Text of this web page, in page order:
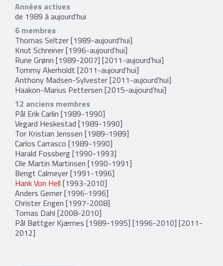
Années actives
de 1989 à aujourd'hui
6 membres
Thomas Seltzer[1989-aujourd'hui]
Knut Schreiner[1996-aujourd'hui]
Rune Grønn [1989-2007] [2011-aujourd'hui]
Tommy Akerholdt [2011-aujourd'hui]
Anthony Madsen-Sylvester[2011-aujourd'hui]
Haakon-Marius Pettersen [2015-aujourd'hui]
12 anciens membres
Pål Erik Carlin [1989-1990]
Vegard Heskestad [1989-1990]
Tor Kristian Jenssen [1989-1989]
Carlos Carrasco [1989-1990]
Harald Fossberg[1990-1993]
Ole Martin Martinsen [1990-1991]
Bengt Calmeyer[1991-1996]
Hank Von Hell [1993-2010]
Anders Gerner[1996-1996]
Christer Engen [1997-2008]
Tomas Dahl [2008-2010]
Pål Bøttger Kjærnes [1989-1995] [1996-2010] [2011-
2012]